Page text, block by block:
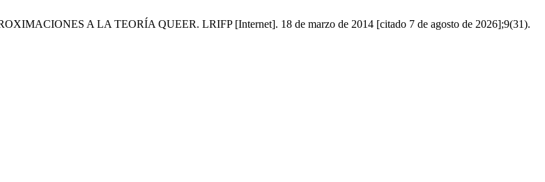
A LA TEORÍA QUEER. LRIFP [Internet]. 18 de marzo de 2014 [citado 7 de agosto de 2026];9(31).